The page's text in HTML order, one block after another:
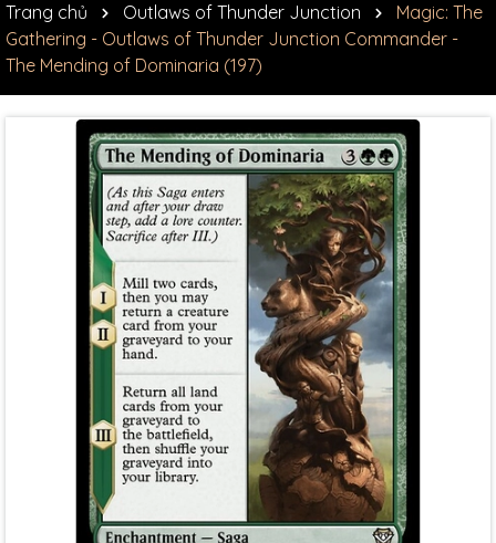
Trang chủ Outlaws of Thunder Junction
Magic: The
Gathering - Outlaws of Thunder Junction Commander -
The Mending of Dominaria (197)
Mã giảm giá:
Ngày hết hạn:
Điều kiện: